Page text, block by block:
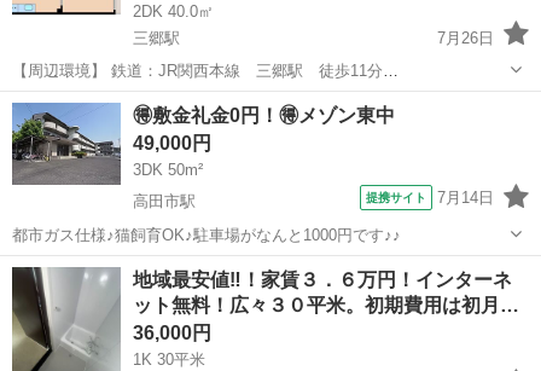
2DK 40.0㎡
三郷駅
7月26日
【周辺環境】 鉄道：JR関西本線 三郷駅 徒歩11分
王寺駅 徒歩22分 近鉄生駒線 信貴山下
駅 徒歩16分 車 ：西名阪自動車道 香芝ICより 約15分
柏...
奈良 生駒郡 三郷駅 アパート 徒歩
🉐敷金礼金0円！🉐メゾン東中
49,000円
3DK 50m²
高田市駅
提携サイト 7月14日
都市ガス仕様♪猫飼育OK♪駐車場がなんと1000円です♪♪
奈良 大和高田市 高田市駅 マンション
地域最安値‼！家賃３．６万円！インターネ
ット無料！広々３０平米。初期費用は初月…
36,000円
1K 30平米